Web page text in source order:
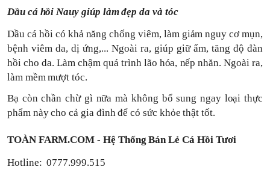
Dầu cá hồi Nauy giúp làm đẹp da và tóc
Dầu cá hồi có khả năng chống viêm, làm giảm nguy cơ mụn,
bệnh viêm da, dị ứng,... Ngoài ra, giúp giữ ẩm, tăng độ đàn
hồi cho da. Làm chậm quá trình lão hóa, nếp nhăn. Ngoài ra,
làm mềm mượt tóc.
Bạ còn chần chừ gì nữa mà không bổ sung ngay loại thực
phẩm này cho cả gia đình để có sức khỏe thật tốt.
TOÀN FARM.COM - Hệ Thống Bán Lẻ Cá Hồi Tươi
Hotline: 0777.999.515